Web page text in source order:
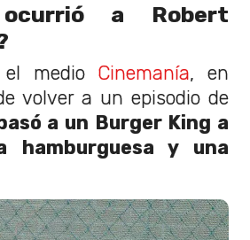
a Robert
medio Cinemanía, en
volver a un episodio de
a un Burger King a
hamburguesa y una